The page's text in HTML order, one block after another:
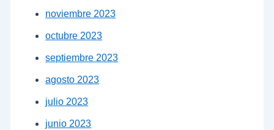
noviembre 2023
octubre 2023
septiembre 2023
agosto 2023
julio 2023
junio 2023